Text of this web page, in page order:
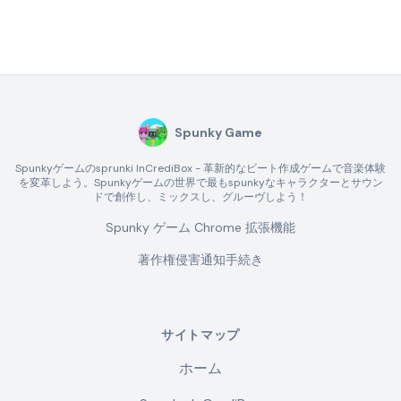
Spunky Game
Spunkyゲームのsprunki InCrediBox - 革新的なビート作成ゲームで音楽体験
を変革しよう。Spunkyゲームの世界で最もspunkyなキャラクターとサウン
ドで創作し、ミックスし、グルーヴしよう！
Spunky ゲーム Chrome 拡張機能
著作権侵害通知手続き
サイトマップ
ホーム